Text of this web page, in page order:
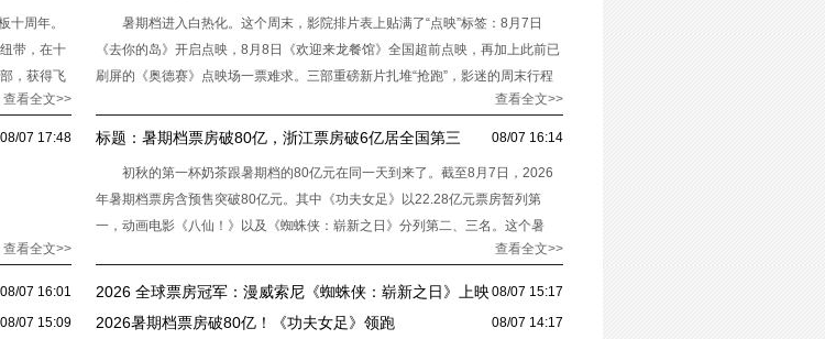
十周年。
带，在十
，获得飞
查看全文>>
暑期档进入白热化。这个周末，影院排片表上贴满了“点映”标签：8月7日
《去你的岛》开启点映，8月8日《欢迎来龙餐馆》全国超前点映，再加上此前已
刷屏的《奥德赛》点映场一票难求。三部重磅新片扎堆“抢跑”，影迷的周末行程
查看全文>>
08/07 17:48
查看全文>>
08/07 16:14
标题： 暑期档票房破80亿，浙江票房破6亿居全国第三
初秋的第一杯奶茶跟暑期档的80亿元在同一天到来了。截至8月7日，2026
年暑期档票房含预售突破80亿元。其中《功夫女足》以22.28亿元票房暂列第
一，动画电影《八仙！》以及《蜘蛛侠：崭新之日》分列第二、三名。这个暑
查看全文>>
08/07 16:01 08/07 15:17
2026 全球票房冠军：漫威索尼《蜘蛛侠：崭新之日》上映
7 天收获 78 亿人民币票房
08/07 15:09 08/07 14:17
2026暑期档票房破80亿！《功夫女足》领跑